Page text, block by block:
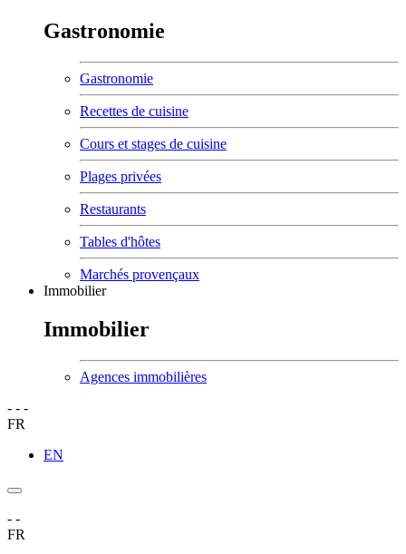
Gastronomie
Gastronomie
Recettes de cuisine
Cours et stages de cuisine
Plages privées
Restaurants
Tables d'hôtes
Marchés provençaux
Immobilier
Immobilier
Agences immobilières
- - -
FR
EN
- -
FR